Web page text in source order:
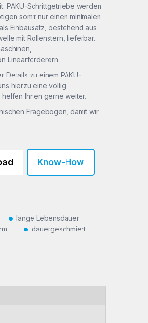
PAKU-Schrittgetriebe werden
somit nur einen minimalen
Einbausatz, bestehend aus
mit Rollenstern, lieferbar.
Linearförderern.
Details zu einem PAKU-
hierzu eine völlig
Ihnen gerne weiter.
Fragebogen, damit wir
Know-How
lange Lebensdauer
dauergeschmiert